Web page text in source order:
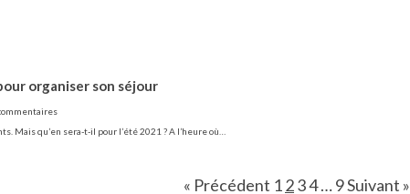
organiser son séjour
Mais qu’en sera-t-il pour l’été 2021 ? A l’heure où…
« Précédent 1234…9Suivant »